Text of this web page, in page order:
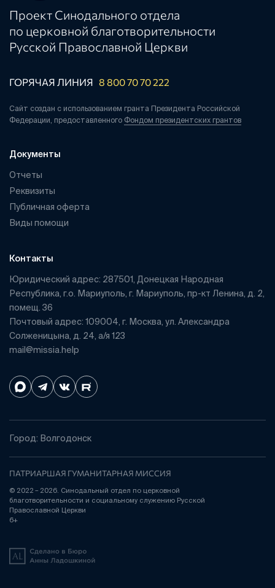
Проект Синодального отдела
по церковной благотворительности
Русской Православной Церкви
ГОРЯЧАЯ ЛИНИЯ 8 800 70 70 222
Сайт создан с использованием гранта Президента Российской
Федерации, предоставленного Фондом президентских грантов
Документы
Отчеты
Реквизиты
Публичная оферта
Виды помощи
Контакты
Юридический адрес: 287501, Донецкая Народная
Республика, г.о. Мариуполь, г. Мариуполь, пр-кт Ленина, д. 2,
помещ. 36
Почтовый адрес: 109004, г. Москва, ул. Александра
Солженицына, д. 24, а/я 123
mail@missia.help
Город: Волгодонск
ПАТРИАРШАЯ ГУМАНИТАРНАЯ МИССИЯ
© 2022 – 2026. Синодальный отдел по церковной
благотворительности и социальному служению Русской
Православной Церкви
6+